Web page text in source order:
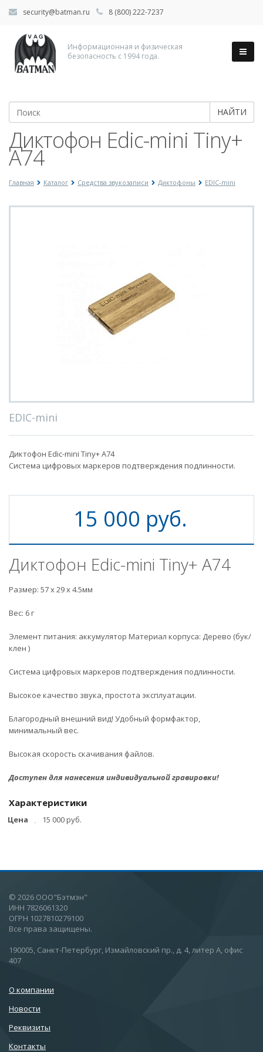
security@batman.ru 8 (800) 222-7237
Информационная и физическая
безопасность с 1994 года.
НАЙТИ
Диктофон Edic-mini Tiny+
A74
Главная Каталог Средства звукозаписи Диктофоны EDIC-mini
EDIC-mini
Диктофон Edic-mini Tiny+ A74
Система цифровых маркеров подтверждения подлинности.
15 000 руб.
Диктофон Edic-mini Tiny+ A74
Размер: 57 х 29 х 4.5мм
Вес: 6 г
Элемент питания: аккумулятор Материал корпуса: Дерево (бук/
клен )
Система цифровых маркеров подтверждения подлинности.
Высокое качество звука, простота эксплуатации.
Благородный внешний вид! Удобный формфактор,
минимальный вес.
Высокая скорость скачивания файлов.
Доступен для нанесения индивидуальной гравировки!
Характеристики
Цена 15 000 руб.
© 2026 ООО"Бэтмэн"
ИНН 7826061320
ОГРН 1027810279100
Все права защищены.
190005, Санкт-Петербург, Измайловский пр., д. 4, литер А, офис
407
О компании
Новости
Реквизиты
Контакты